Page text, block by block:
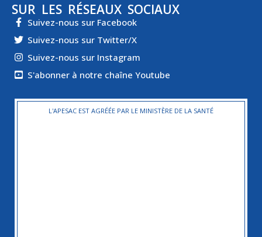
SUR LES RÉSEAUX SOCIAUX
Suivez-nous sur Facebook
Suivez-nous sur Twitter/X
Suivez-nous sur Instagram
S'abonner à notre chaîne Youtube
L'APESAC EST AGRÉÉE PAR LE MINISTÈRE DE LA SANTÉ